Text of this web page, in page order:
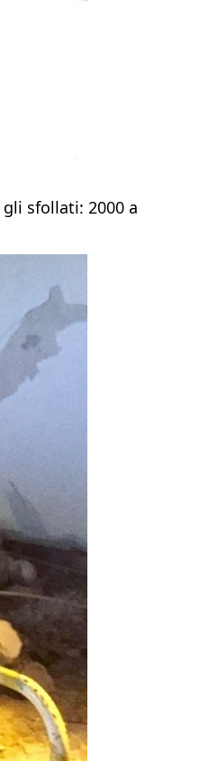
sfollati: 2000 a